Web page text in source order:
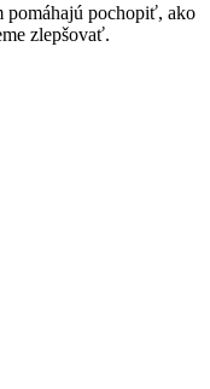
pomáhajú pochopiť, ako
zlepšovať.